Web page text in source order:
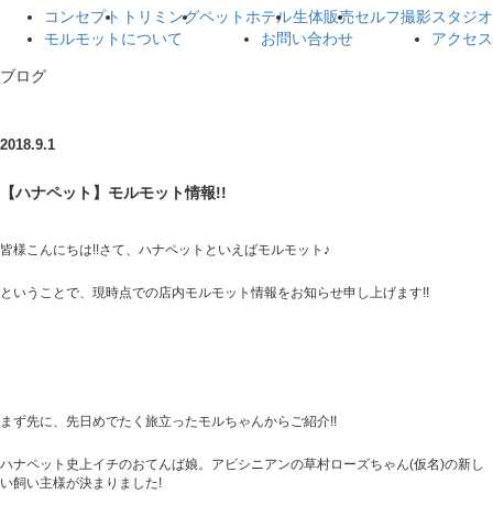
コンセプト トリミングペットホテル生体販売セルフ撮影スタジオ
モルモットについて
お問い合わせ アクセス
ブログ
2018.9.1
【ハナペット】モルモット情報!!
皆様こんにちは!!さて、ハナペットといえばモルモット♪
ということで、現時点での店内モルモット情報をお知らせ申し上げます!!
まず先に、先日めでたく旅立ったモルちゃんからご紹介!!
ハナペット史上イチのおてんば娘。アビシニアンの草村ローズちゃん(仮名)の新し
い飼い主様が決まりました!